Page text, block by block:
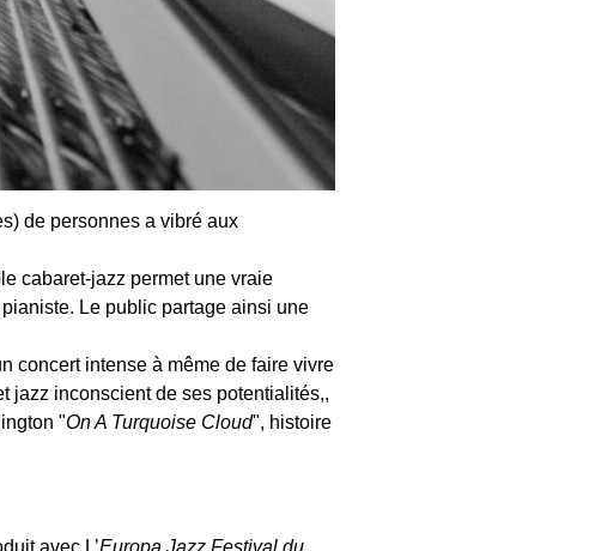
de personnes a vibré aux
cabaret-jazz permet une vraie
Le public partage ainsi une
concert intense à même de faire vivre
jazz inconscient de ses potentialités,,
"On A Turquoise Cloud", histoire
avec L’Europa Jazz Festival du